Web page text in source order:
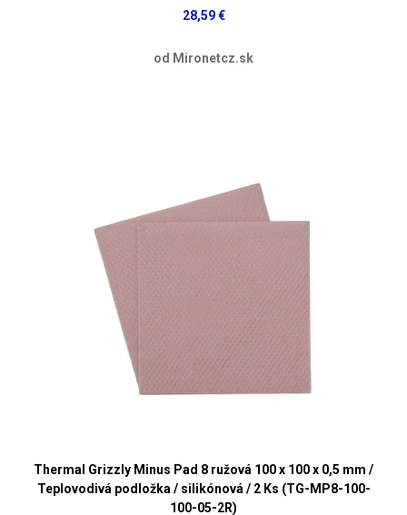
28,59 €
od Mironetcz.sk
Thermal Grizzly Minus Pad 8 ružová 100 x 100 x 0,5 mm /
Teplovodivá podložka / silikónová / 2 Ks (TG-MP8-100-
100-05-2R)